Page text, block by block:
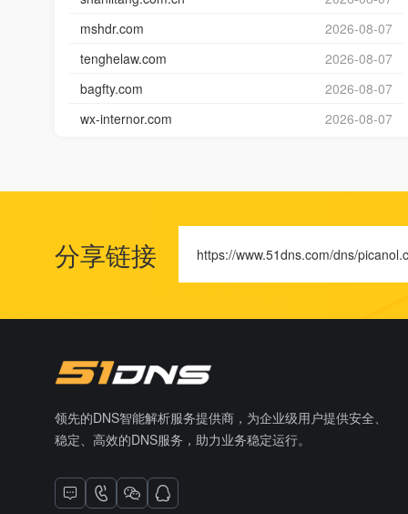
mshdr.com
2026-08-07
tenghelaw.com
2026-08-07
bagfty.com
2026-08-07
wx-internor.com
2026-08-07
分享链接 https://www.51dns.com/dns/
领先的DNS智能解析服务提供商，为企业级用户提供安全、
稳定、高效的DNS服务，助力业务稳定运行。